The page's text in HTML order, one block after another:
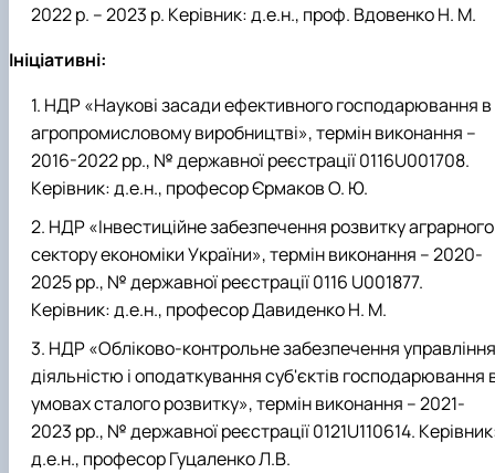
2022 р. – 2023 р. Керівник: д.е.н., проф. Вдовенко Н. М.
Ініціативні:
НДР «Наукові засади ефективного господарювання в
агропромисловому виробництві», термін виконання –
2016-2022 рр., № державної реєстрації 0116U001708.
Керівник: д.е.н., професор Єрмаков О. Ю.
НДР «Інвестиційне забезпечення розвитку аграрного
сектору економіки України», термін виконання – 2020-
2025 рр., № державної реєстрації 0116 U001877.
Керівник: д.е.н., професор Давиденко Н. М.
НДР «Обліково-контрольне забезпечення управління
діяльністю і оподаткування суб'єктів господарювання
умовах сталого розвитку», термін виконання – 2021-
2023 рр., № державної реєстрації 0121U110614.
д.е.н., професор Гуцаленко Л.В.